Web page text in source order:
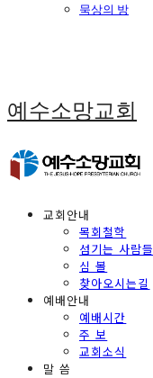
묵상의 방
예수소망교회
교회안내
목회철학
섬기는 사람들
심 볼
찾아오시는길
예배안내
예배시간
주 보
교회소식
말 씀